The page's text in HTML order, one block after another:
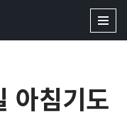
아침기도